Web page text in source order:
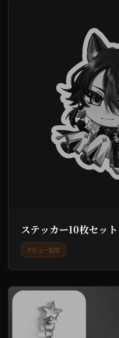
ステッカー10枚セット
デビュー記念